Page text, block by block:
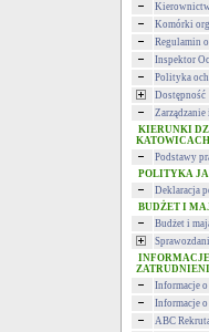
Komórki
Regulamin
Inspektor
Polityka
Dostępność
KIERUNKI
KATOWICACH
Podstawy
POLITYKA
Deklaracja
BUDŻET I
Budżet i
Informacje
Informacje
ABC